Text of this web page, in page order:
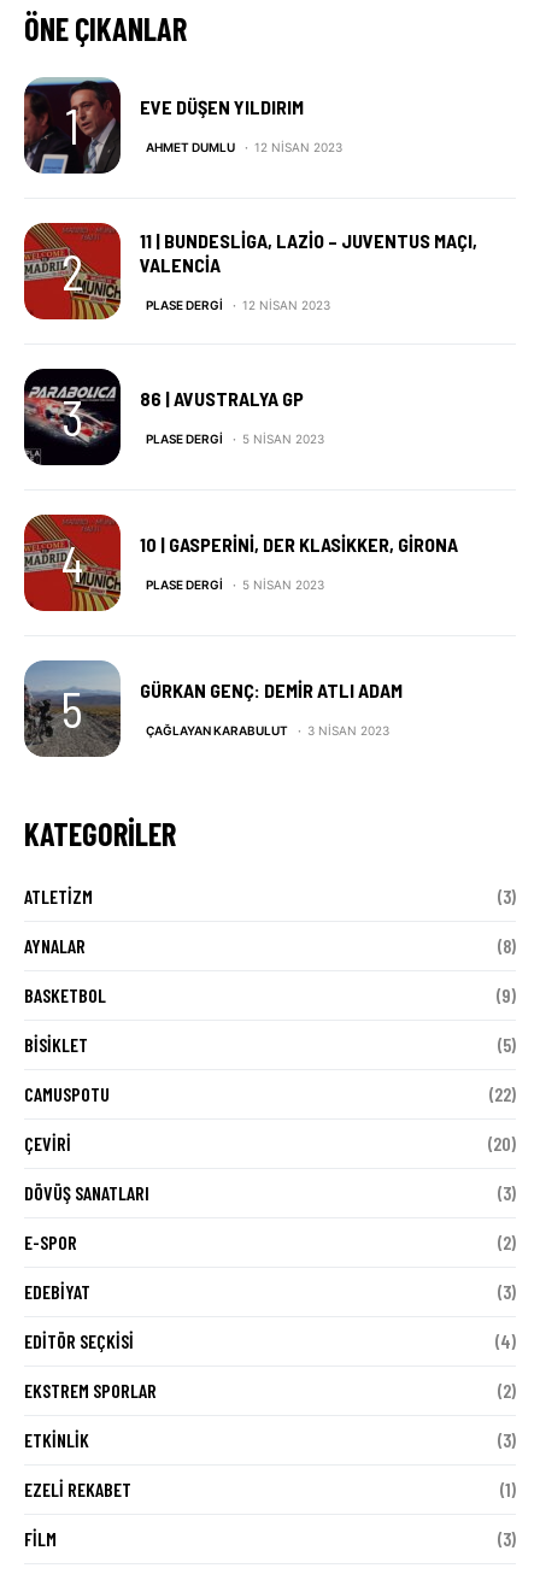
ÖNE ÇIKANLAR
EVE DÜŞEN YILDIRIM
AHMET DUMLU 12 NISAN 2023
11 | BUNDESLIGA, LAZIO – JUVENTUS MAÇI,
VALENCIA
PLASE DERGI 12 NISAN 2023
86 | AVUSTRALYA GP
PLASE DERGI 5 NISAN 2023
10 | GASPERINI, DER KLASIKKER, GIRONA
PLASE DERGI 5 NISAN 2023
GÜRKAN GENÇ: DEMIR ATLI ADAM
ÇAĞLAYAN KARABULUT 3 NISAN 2023
KATEGORILER
ATLETIZM (3)
AYNALAR (8)
BASKETBOL (9)
BISIKLET (5)
CAMUSPOTU (22)
ÇEVIRI (20)
DÖVÜŞ SANATLARI (3)
E-SPOR (2)
EDEBIYAT (3)
EDITÖR SEÇKISI (4)
EKSTREM SPORLAR (2)
ETKINLIK (3)
EZELI REKABET (1)
FILM (3)